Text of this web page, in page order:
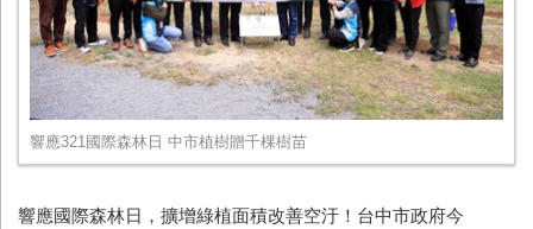
響應321國際森林日 中市植樹贈千棵樹苗
響應國際森林日，擴增綠植面積改善空汙！台中市政府今